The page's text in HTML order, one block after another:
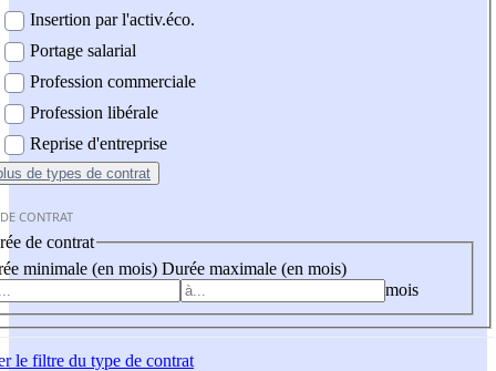
Insertion par l'activ.éco.
Portage salarial
Profession commerciale
Profession libérale
Reprise d'entreprise
de types de contrat
CONTRAT
de contrat
minimale (en mois) Durée maximale (en mois)
mois
le filtre du type de contrat